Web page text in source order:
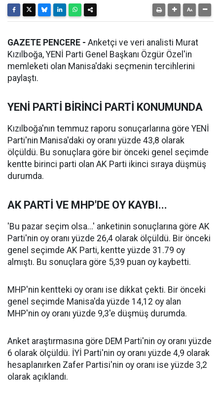
GAZETE PENCERE - Anketçi ve veri analisti Murat
Kızılboğa, YENİ Parti Genel Başkanı Özgür Özel'in
memleketi olan Manisa'daki seçmenin tercihlerini
paylaştı.
YENİ PARTİ BİRİNCİ PARTİ KONUMUNDA
Kızılboğa'nın temmuz raporu sonuçarlarına göre YENİ
Parti'nin Manisa'daki oy oranı yüzde 43,8 olarak
ölçüldü. Bu sonuçlara göre bir önceki genel seçimde
kentte birinci parti olan AK Parti ikinci sıraya düşmüş
durumda.
AK PARTİ VE MHP'DE OY KAYBI...
'Bu pazar seçim olsa...' anketinin sonuçlarına göre AK
Parti'nin oy oranı yüzde 26,4 olarak ölçüldü. Bir önceki
genel seçimde AK Parti, kentte yüzde 31.79 oy
almıştı. Bu sonuçlara göre 5,39 puan oy kaybetti.
MHP'nin kentteki oy oranı ise dikkat çekti. Bir önceki
genel seçimde Manisa'da yüzde 14,12 oy alan
MHP'nin oy oranı yüzde 9,3'e düşmüş durumda.
Anket araştırmasına göre DEM Parti'nin oy oranı yüzde
6 olarak ölçüldü. İYİ Parti'nin oy oranı yüzde 4,9 olarak
hesaplanırken Zafer Partisi'nin oy oranı ise yüzde 3,2
olarak açıklandı.